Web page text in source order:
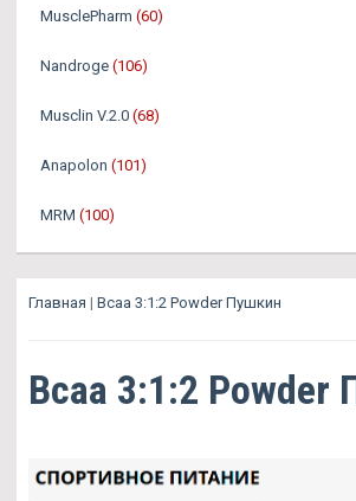
MusclePharm (60)
Nandroge (106)
Musclin V.2.0 (68)
Anapolon (101)
MRM (100)
Главная | Bcaa 3:1:2 Powder Пушкин
Bcaa 3:1:2 Powder